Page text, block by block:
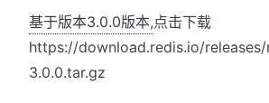
基于版本3.0.0版本,点击下载
https://download.redis.io/
3.0.0.tar.gz